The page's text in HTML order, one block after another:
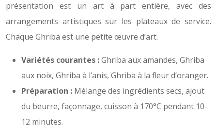
présentation est un art à part entière, avec des
arrangements artistiques sur les plateaux de service.
Chaque Ghriba est une petite œuvre d’art.
Variétés courantes :Ghriba aux amandes, Ghriba
aux noix, Ghriba à l’anis, Ghriba à la fleur d’oranger.
Préparation : Mélange des ingrédients secs, ajout
du beurre, façonnage, cuisson à 170°C pendant 10-
12 minutes.